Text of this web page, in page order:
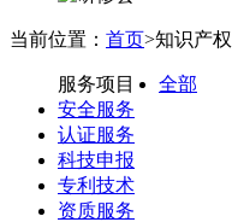
当前位置： 首页>知识产权
服务项目
全部
安全服务
认证服务
科技申报
专利技术
资质服务